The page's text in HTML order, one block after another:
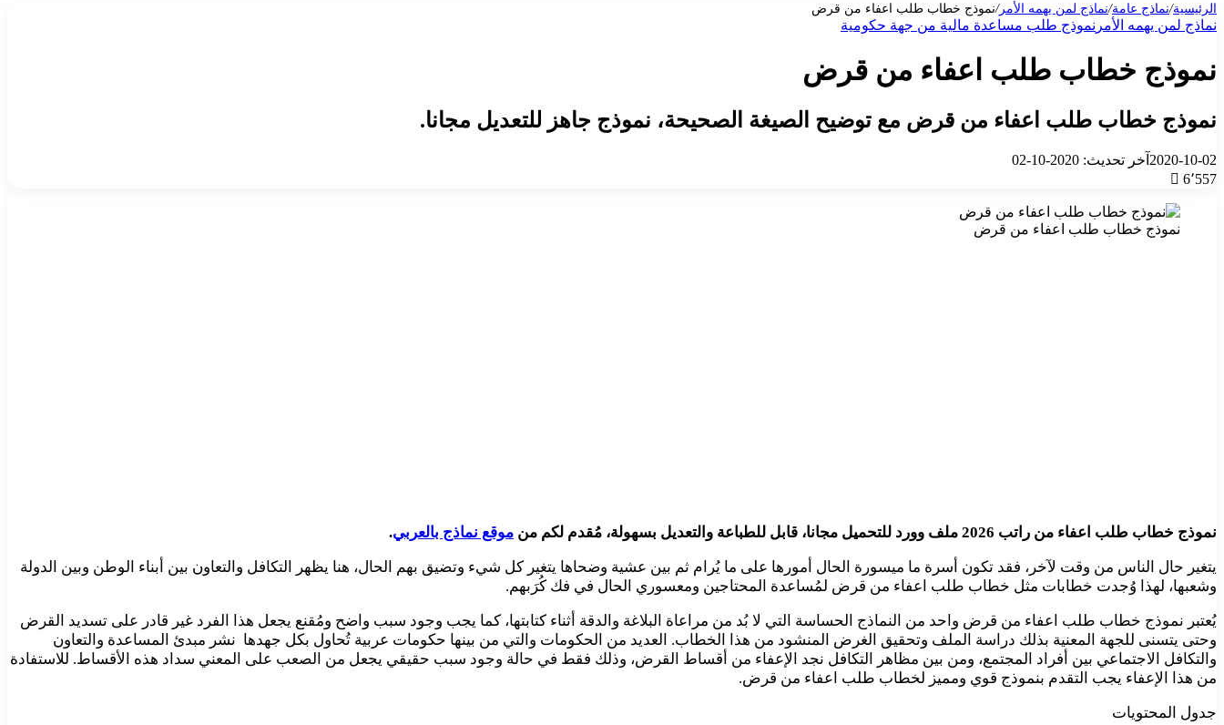
الرئيسية/نماذج عامة/نماذج لمن يهمه الأمر/نموذج خطاب طلب اعفاء من قرض
نماذج لمن يهمه الأمر نموذج طلب مساعدة مالية من جهة حكومية
نموذج خطاب طلب اعفاء من قرض
نموذج خطاب طلب اعفاء من قرض مع توضيح الصيغة الصحيحة، نموذج جاهز للتعديل مجانا.
2020-10-02 آخر تحديث: 2020-10-02
6٬557
نموذج خطاب طلب اعفاء من قرض
نموذج خطاب طلب اعفاء من راتب 2026 ملف وورد للتحميل مجانا، قابل للطباعة والتعديل بسهولة، مُقدم لكم من موقع نماذج بالعربي.
يتغير حال الناس من وقت لآخر، فقد تكون أسرة ما ميسورة الحال أمورها على ما يُرام ثم بين عشية وضحاها يتغير كل شيء وتضيق بهم الحال، هنا يظهر التكافل والتعاون بين أبناء الوطن وبين الدولة
وشعبها، لهذا وُجدت خطابات مثل خطاب طلب اعفاء من قرض لمُساعدة المحتاجين ومعسوري الحال في فك كُرَبهم.
يُعتبر نموذج خطاب طلب اعفاء من قرض واحد من النماذج الحساسة التي لا بُد من مراعاة البلاغة والدقة أثناء كتابتها، كما يجب وجود سبب واضح ومُقنع يجعل هذا الفرد غير قادر على تسديد القرض
وحتى يتسنى للجهة المعنية بذلك دراسة الملف وتحقيق الغرض المنشود من هذا الخطاب. العديد من الحكومات والتي من بينها حكومات عربية تُحاول بكل جهدها نشر مبدئ المساعدة والتعاون
والتكافل الاجتماعي بين أفراد المجتمع، ومن بين مظاهر التكافل نجد الإعفاء من أقساط القرض، وذلك فقط في حالة وجود سبب حقيقي يجعل من الصعب على المعني سداد هذه الأقساط. للاستفادة
من هذا الإعفاء يجب التقدم بنموذج قوي ومميز لخطاب طلب اعفاء من قرض.
جدول المحتويات